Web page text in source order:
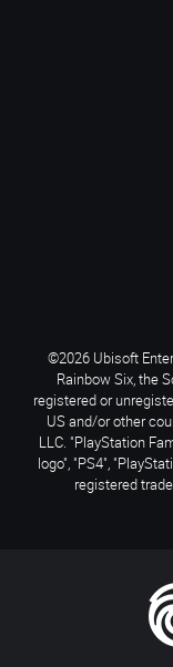
©2026 Ubisoft
Rainbow Six, the
registered or
US and/or other
LLC. "PlayStation
logo", "PS4",
registered